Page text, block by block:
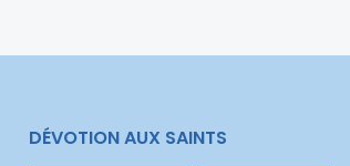
DÉVOTION AUX SAINTS